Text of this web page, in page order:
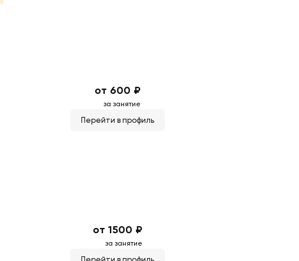
от 600 ₽
за занятие
Перейти в профиль
от 1500 ₽
за занятие